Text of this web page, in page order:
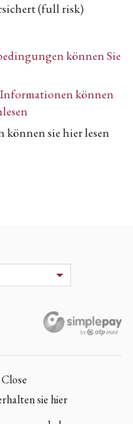
(full risk)
können Sie
können
sie hier lesen
sie hier